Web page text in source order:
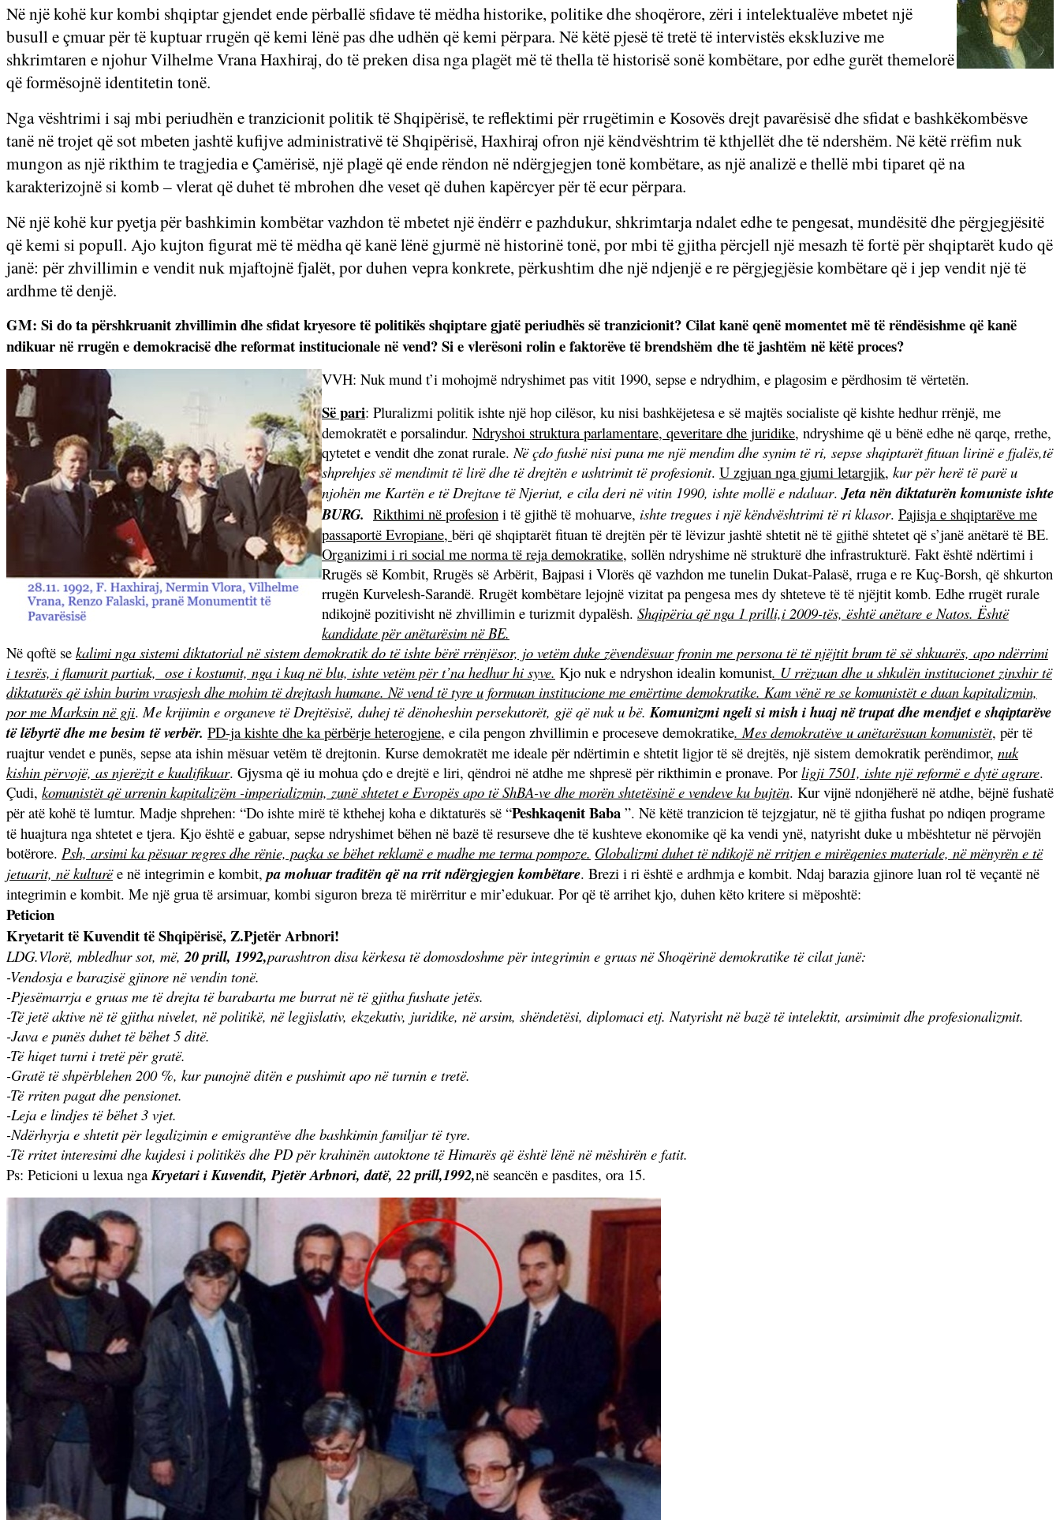
Në një kohë kur kombi shqiptar gjendet ende përballë sfidave të mëdha historike, politike dhe shoqërore, zëri i intelektualëve mbetet një
busull e çmuar për të kuptuar rrugën që kemi lënë pas dhe udhën që kemi përpara. Në këtë pjesë të tretë të intervistës ekskluzive me
shkrimtaren e njohur Vilhelme Vrana Haxhiraj, do të preken disa nga plagët më të thella të historisë sonë kombëtare, por edhe gurët themelorë
që formësojnë identitetin tonë.
Nga vështrimi i saj mbi periudhën e tranzicionit politik të Shqipërisë, te reflektimi për rrugëtimin e Kosovës drejt pavarësisë dhe sfidat e bashkëkombësve
tanë në trojet që sot mbeten jashtë kufijve administrativë të Shqipërisë, Haxhiraj ofron një këndvështrim të kthjellët dhe të ndershëm. Në këtë rrëfim nuk
mungon as një rikthim te tragjedia e Çamërisë, një plagë që ende rëndon në ndërgjegjen tonë kombëtare, as një analizë e thellë mbi tiparet që na
karakterizojnë si komb – vlerat që duhet të mbrohen dhe veset që duhen kapërcyer për të ecur përpara.
Në një kohë kur pyetja për bashkimin kombëtar vazhdon të mbetet një ëndërr e pazhdukur, shkrimtarja ndalet edhe te pengesat, mundësitë dhe përgjegjësitë
që kemi si popull. Ajo kujton figurat më të mëdha që kanë lënë gjurmë në historinë tonë, por mbi të gjitha përcjell një mesazh të fortë për shqiptarët kudo që
janë: për zhvillimin e vendit nuk mjaftojnë fjalët, por duhen vepra konkrete, përkushtim dhe një ndjenjë e re përgjegjësie kombëtare që i jep vendit një të
ardhme të denjë.
GM: Si do ta përshkruanit zhvillimin dhe sfidat kryesore të politikës shqiptare gjatë periudhës së tranzicionit? Cilat kanë qenë momentet më të rëndësishme që kanë
ndikuar në rrugën e demokracisë dhe reformat institucionale në vend? Si e vlerësoni rolin e faktorëve të brendshëm dhe të jashtëm në këtë proces?
VVH: Nuk mund t’i mohojmë ndryshimet pas vitit 1990, sepse e ndrydhim, e plagosim e përdhosim të vërtetën.
Së pari: Pluralizmi politik ishte një hop cilësor, ku nisi bashkëjetesa e së majtës socialiste që kishte hedhur rrënjë, me
demokratët e porsalindur. Ndryshoi struktura parlamentare, qeveritare dhe juridike, ndryshime që u bënë edhe në qarqe, rrethe,
qytetet e vendit dhe zonat rurale. Në çdo fushë nisi puna me një mendim dhe synim të ri, sepse shqiptarët fituan lirinë e fjalës,të
shprehjes së mendimit të lirë dhe të drejtën e ushtrimit të profesionit. U zgjuan nga gjumi letargjik, kur për herë të parë u
njohën me Kartën e të Drejtave të Njeriut, e cila deri në vitin 1990, ishte mollë e ndaluar. Jeta nën diktaturën komuniste ishte
BURG. Rikthimi në profesion i të gjithë të mohuarve, ishte tregues i një këndvështrimi të ri klasor. Pajisja e shqiptarëve me
passaportë Evropiane, bëri që shqiptarët fituan të drejtën për të lëvizur jashtë shtetit në të gjithë shtetet që s’janë anëtarë të BE.
Organizimi i ri social me norma të reja demokratike, sollën ndryshime në strukturë dhe infrastrukturë. Fakt është ndërtimi i
Rrugës së Kombit, Rrugës së Arbërit, Bajpasi i Vlorës që vazhdon me tunelin Dukat-Palasë, rruga e re Kuç-Borsh, që shkurton
rrugën Kurvelesh-Sarandë. Rrugët kombëtare lejojnë vizitat pa pengesa mes dy shteteve të të njëjtit komb. Edhe rrugët rurale
ndikojnë pozitivisht në zhvillimin e turizmit dypalësh. Shqipëria që nga 1 prilli,i 2009-tës, është anëtare e Natos. Është
kandidate për anëtarësim në BE.
Në qoftë se kalimi nga sistemi diktatorial në sistem demokratik do të ishte bërë rrënjësor, jo vetëm duke zëvendësuar fronin me persona të të njëjtit brum të së shkuarës, apo ndërrimi
i tesrës, i flamurit partiak, ose i kostumit, nga i kuq në blu, ishte vetëm për t’na hedhur hi syve. Kjo nuk e ndryshon idealin komunist. U rrëzuan dhe u shkulën institucionet zinxhir të
diktaturës që ishin burim vrasjesh dhe mohim të drejtash humane. Në vend të tyre u formuan institucione me emërtime demokratike. Kam vënë re se komunistët e duan kapitalizmin,
por me Marksin në gji. Me krijimin e organeve të Drejtësisë, duhej të dënoheshin persekutorët, gjë që nuk u bë. Komunizmi ngeli si mish i huaj në trupat dhe mendjet e shqiptarëve
të lëbyrtë dhe me besim tëverbër. PD-ja kishte dhe ka përbërje heterogjene, e cila pengon zhvillimin e proceseve demokratike. Mes demokratëve u anëtarësuan komunistët, për të
ruajtur vendet e punës, sepse ata ishin mësuar vetëm të drejtonin. Kurse demokratët me ideale për ndërtimin e shtetit ligjor të së drejtës, një sistem demokratik perëndimor, nuk
kishin përvojë, as njerëzit e kualifikuar. Gjysma që iu mohua çdo e drejtë e liri, qëndroi në atdhe me shpresë për rikthimin e pronave. Por ligji 7501, ishte një reformë e dytë agrare.
Çudi, komunistët që urrenin kapitalizëm -imperializmin, zunë shtetet e Evropës apo të ShBA-ve dhe morën shtetësinë e vendeve ku bujtën. Kur vijnë ndonjëherë në atdhe, bëjnë fushatë
për atë kohë të lumtur. Madje shprehen: “Do ishte mirë të kthehej koha e diktaturës së “Peshkaqenit Baba ”. Në këtë tranzicion të tejzgjatur, në të gjitha fushat po ndiqen programe
të huajtura nga shtetet e tjera. Kjo është e gabuar, sepse ndryshimet bëhen në bazë të resurseve dhe të kushteve ekonomike që ka vendi ynë, natyrisht duke u mbështetur në përvojën
botërore. Psh, arsimi ka pësuar regres dhe rënie, paçka se bëhet reklamë e madhe me terma pompoze. Globalizmi duhet të ndikojë në rritjen e mirëqenies materiale, në mënyrën e të
jetuarit, në kulturëe në integrimin e kombit, pa mohuar traditën që na rrit ndërgjegjen kombëtare. Brezi i ri është e ardhmja e kombit. Ndaj barazia gjinore luan rol të veçantë në
integrimin e kombit. Me një grua të arsimuar, kombi siguron breza të mirërritur e mir’edukuar. Por që të arrihet kjo, duhen këto kritere si mëposhtë:
Peticion
Kryetarit të Kuvendit të Shqipërisë, Z.Pjetër Arbnori!
LDG.Vlorë, mbledhur sot, më, 20 prill, 1992,parashtron disa kërkesa të domosdoshme për integrimin e gruas në Shoqërinë demokratike të cilat janë:
-Vendosja e barazisë gjinore në vendin tonë.
-Pjesëmarrja e gruas me të drejta të barabarta me burrat në të gjitha fushate jetës.
-Të jetë aktive në të gjitha nivelet, në politikë, në legjislativ, ekzekutiv, juridike, në arsim, shëndetësi, diplomaci etj. Natyrisht në bazë të intelektit, arsimimit dhe profesionalizmit.
-Java e punës duhet të bëhet 5 ditë.
-Të hiqet turni i tretë për gratë.
-Gratë të shpërblehen 200 %, kur punojnë ditën e pushimit apo në turnin e tretë.
-Të rriten pagat dhe pensionet.
-Leja e lindjes të bëhet 3 vjet.
-Ndërhyrja e shtetit për legalizimin e emigrantëve dhe bashkimin familjar të tyre.
-Të rritet interesimi dhe kujdesi i politikës dhe PD për krahinën autoktone të Himarës që është lënë në mëshirën e fatit.
Ps: Peticioni u lexua nga Kryetari i Kuvendit, Pjetër Arbnori, datë, 22 prill,1992,në seancën e pasdites, ora 15.